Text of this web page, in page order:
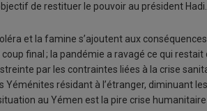
de restituer le pouvoir au président Hadi.
et la famine s’ajoutent aux
final ; la pandémie a ravagé ce qui restait
par les contraintes liées à la crise
résidant à l’étranger, diminuant
au Yémen est la pire crise